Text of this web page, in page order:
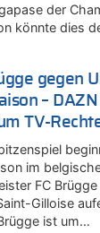
der
könnte dies
gegen
–
TV-
im
FC
Gilloise
ist um…